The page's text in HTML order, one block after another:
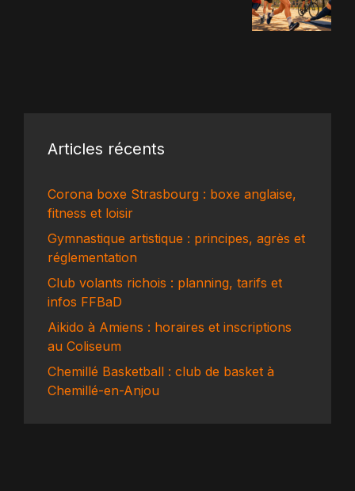
Articles récents
Corona boxe Strasbourg : boxe anglaise,
fitness et loisir
Gymnastique artistique : principes, agrès et
réglementation
Club volants richois : planning, tarifs et
infos FFBaD
Aikido à Amiens : horaires et inscriptions
au Coliseum
Chemillé Basketball : club de basket à
Chemillé-en-Anjou